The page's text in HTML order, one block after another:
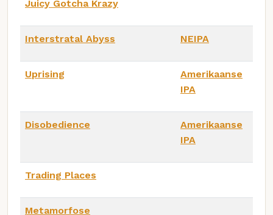
Juicy Gotcha Krazy
Interstratal Abyss NEIPA
Uprising
Amerikaanse
IPA
Disobedience
Amerikaanse
IPA
Trading Places
Metamorfose